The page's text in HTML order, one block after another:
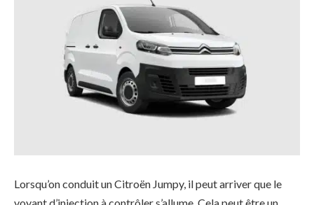
Lorsqu’on conduit un Citroën Jumpy, il peut arriver que le
voyant d’injection à contrôler s’allume. Cela peut être un